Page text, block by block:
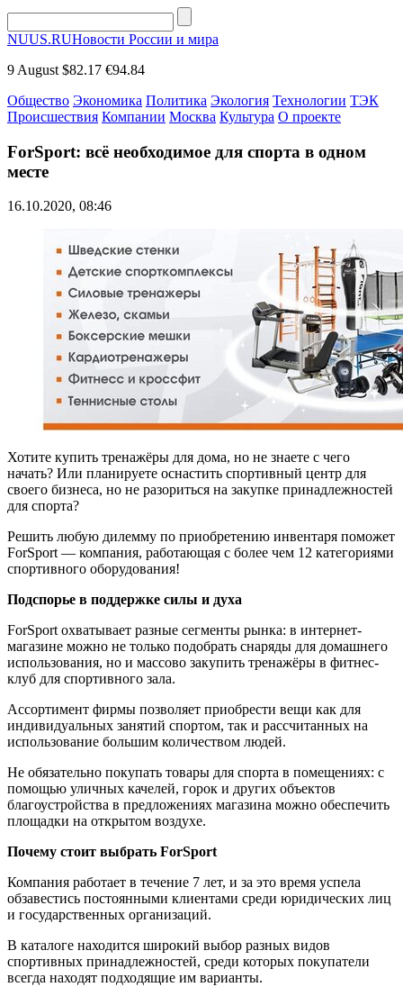
NUUS.RUНовости России и мира
9 August $82.17 €94.84
Общество Экономика Политика Экология Технологии ТЭК
Происшествия Компании Москва Культура О проекте
ForSport: всё необходимое для спорта в одном
месте
16.10.2020, 08:46
Хотите купить тренажёры для дома, но не знаете с чего
начать? Или планируете оснастить спортивный центр для
своего бизнеса, но не разориться на закупке принадлежностей
для спорта?
Решить любую дилемму по приобретению инвентаря поможет
ForSport — компания, работающая с более чем 12 категориями
спортивного оборудования!
Подспорье в поддержке силы и духа
ForSport охватывает разные сегменты рынка: в интернет-
магазине можно не только подобрать снаряды для домашнего
использования, но и массово закупить тренажёры в фитнес-
клуб для спортивного зала.
Ассортимент фирмы позволяет приобрести вещи как для
индивидуальных занятий спортом, так и рассчитанных на
использование большим количеством людей.
Не обязательно покупать товары для спорта в помещениях: с
помощью уличных качелей, горок и других объектов
благоустройства в предложениях магазина можно обеспечить
площадки на открытом воздухе.
Почему стоит выбрать ForSport
Компания работает в течение 7 лет, и за это время успела
обзавестись постоянными клиентами среди юридических лиц
и государственных организаций.
В каталоге находится широкий выбор разных видов
спортивных принадлежностей, среди которых покупатели
всегда находят подходящие им варианты.